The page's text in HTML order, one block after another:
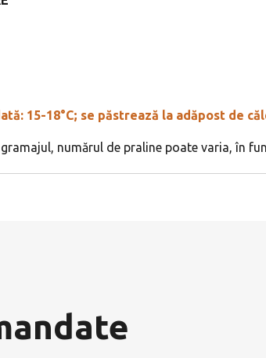
15-18°C; se păstrează la adăpost de
numărul de praline poate varia, în